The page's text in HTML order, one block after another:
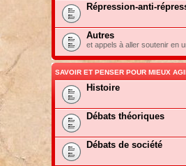
Répression-anti-
Autres
et appels à aller soutenir en
SAVOIR ET PENSER POUR MIEUX
Histoire
Débats théoriques
Débats de société